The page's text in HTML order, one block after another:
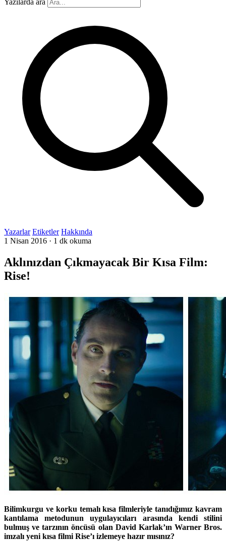
Yazılarda ara
Yazarlar Etiketler Hakkında
1 Nisan 2016 · 1 dk okuma
Aklınızdan Çıkmayacak Bir Kısa Film:
Rise!
Bilimkurgu ve korku temalı kısa filmleriyletanıdığımız kavram
kantılama metodunun uygulayıcıları arasında kendi stilini
bulmuş vetarzının öncüsü olan David Karlak’ın Warner Bros.
imzalı yeni kısa filmi Rise’ı izlemeye hazır mısınız?